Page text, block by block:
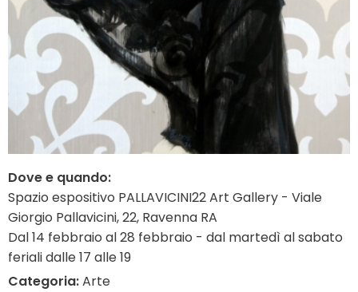
Dove e quando:
Spazio espositivo PALLAVICINI22 Art Gallery - Viale
Giorgio Pallavicini, 22, Ravenna RA
Dal 14 febbraio al 28 febbraio - dal martedì al sabato
feriali dalle 17 alle 19
Categoria:Arte